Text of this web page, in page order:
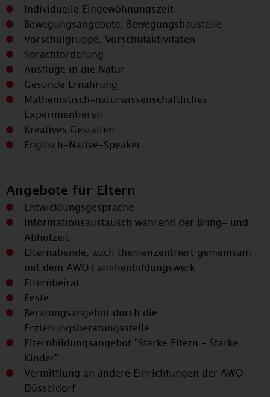
Individuelle Eingewöhnungszeit
Bewegungsangebote, Bewegungsbaustelle
Vorschulgruppe, Vorschulaktivitäten
Sprachförderung
Ausflüge in die Natur
Gesunde Ernährung
Mathematisch-naturwissenschaftliches
Experimentieren
Kreatives Gestalten
Englisch-Native-Speaker
Angebote für Eltern
Entwicklungsgespräche
Informationsaustausch während der Bring- und
Abholzeit
Elternabende, auch themenzentriert gemeinsam
mit dem AWO Familienbildungswerk
Elternbeirat
Feste
Beratungsangebot durch die
Erziehungsberatungsstelle
Elternbildungsangebot "Starke Eltern – Starke
Kinder"
Vermittlung an andere Einrichtungen der AWO
Düsseldorf